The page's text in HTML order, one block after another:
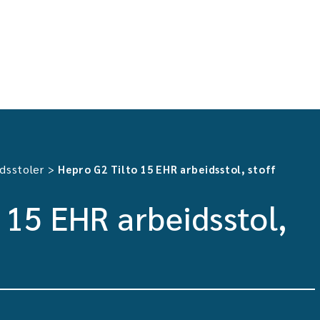
> Hepro G2 Tilto 15 EHR arbeidsstol, stoff
EHR arbeidsstol,